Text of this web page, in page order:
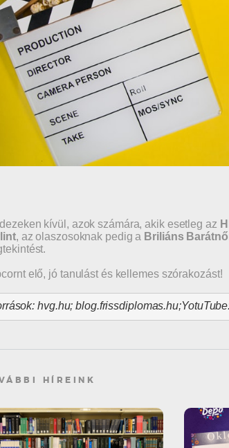
kívül, azok számára, akik esetleg az
, az olaszosoknak pedig a Briliáns
elő, jó tanulást és kellemes szórakozást!
hvg.hu; blog.frissdiplomas.hu;
HÍREINK